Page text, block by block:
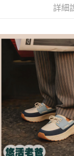
結帳頁面，進行簡訊
ATM／網路銀行／等
※ 請注意：結帳手續
購買商品的店家。未
後付繳納相關費用。
※ 交易是否成功請以
是否繳費成功／繳費
客戶支援中心」
【注意事項】
１．透過由恩沛科技
易，需依本服務之必
權轉讓予恩沛科技股
２．關於個人資料處
https://aftee.tw/terms/
付款後萊爾富取貨
付款後7-11取貨
每筆NT$80，滿
每筆NT$80，滿
宅配-離島
每筆NT$120，滿
詳細